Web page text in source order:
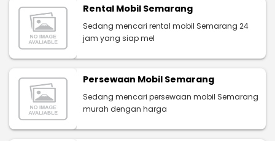
Rental Mobil Semarang
Sedang mencari rental mobil Semarang 24
jam yang siap mel
Persewaan Mobil Semarang
Sedang mencari persewaan mobil Semarang
murah dengan harga